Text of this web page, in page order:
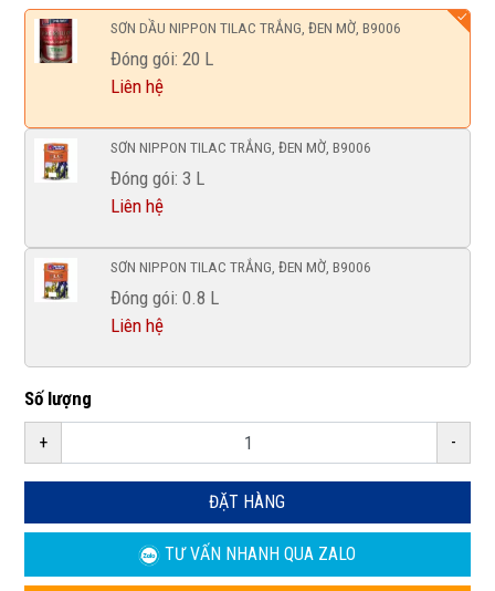
SƠN DẦU NIPPON TILAC TRẮNG, ĐEN MỜ, B9006
Đóng gói: 20 L
Liên hệ
SƠN NIPPON TILAC TRẮNG, ĐEN MỜ, B9006
Đóng gói: 3 L
Liên hệ
SƠN NIPPON TILAC TRẮNG, ĐEN MỜ, B9006
Đóng gói: 0.8 L
Liên hệ
Số lượng
+ -
ĐẶT HÀNG
TƯ VẤN NHANHQUA ZALO